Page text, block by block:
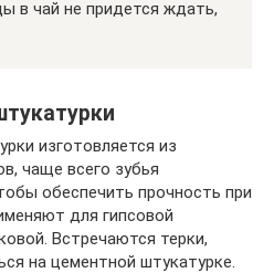
в чай не придется ждать,
изготовляется из
чаще всего зубья
обеспечить прочность при
для гипсовой
Встречаются терки,
на цементной штукатурке.